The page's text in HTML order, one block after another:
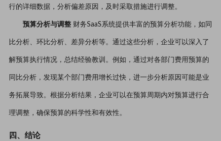
行的详细数据，分析偏差原因，及时采取措施进行调整。
预算分析与调整财务SaaS系统提供丰富的预算分析功能，如同
比分析、环比分析、差异分析等。通过这些分析，企业可以深入了
解预算执行情况，总结经验教训。例如，通过对各部门费用预算的
同比分析，发现某个部门费用增长过快，进一步分析原因可能是业
务拓展导致。根据分析结果，企业可以在预算周期内对预算进行合
理调整，确保预算的科学性和有效性。
四、结论